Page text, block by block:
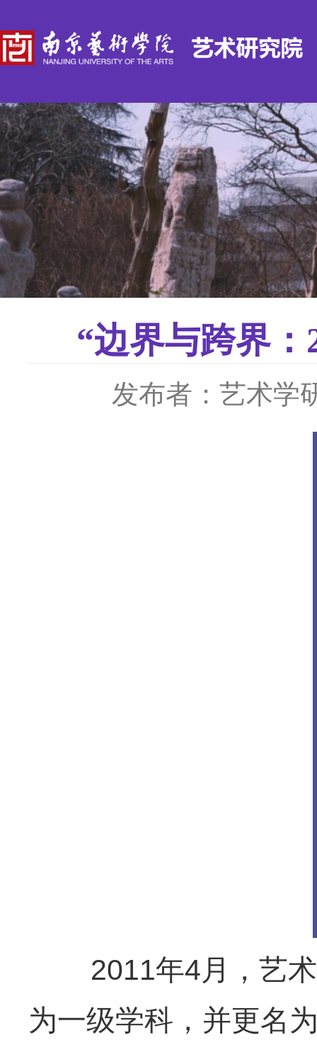
“边界与跨界：
发布者：艺术学
2011年4月，艺术
为一级学科，并更名